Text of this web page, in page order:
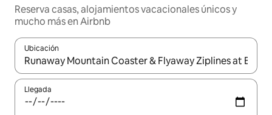
Reserva casas, alojamientos vacacionales únicos y
mucho más en Airbnb
Ubicación
Cuando los resultados estén disponibles, podrás navegar
Llegada